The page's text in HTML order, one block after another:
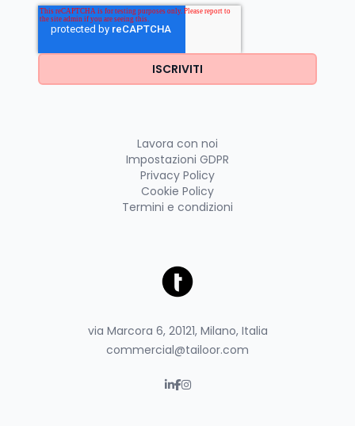
via Marcora 6, 20121, Milano, Italia
commercial@tailoor.com
Lavora con noi
Impostazioni GDPR
Privacy Policy
Cookie Policy
Termini e condizioni